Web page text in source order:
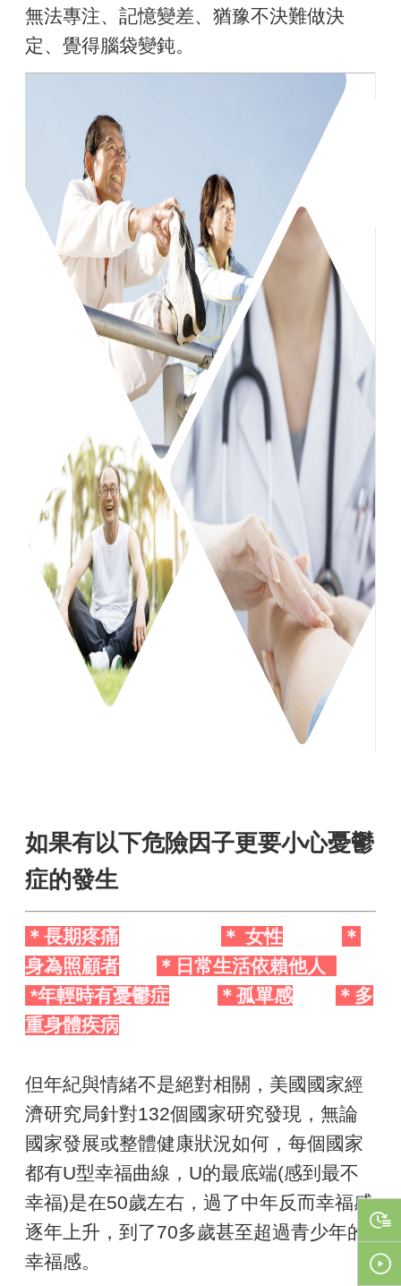
無法專注、記憶變差、猶豫不決難做決
定、覺得腦袋變鈍。
如果有以下危險因子更要小心憂鬱
症的發生
＊長期疼痛 ＊ 女性
＊
身為照顧者
＊日常生活依賴他人
*年輕時有憂鬱症
＊孤單感
＊多
重身體疾病
但年紀與情緒不是絕對相關，美國國家經
濟研究局針對132個國家研究發現，無論
國家發展或整體健康狀況如何，每個國家
都有U型幸福曲線，U的最底端(感到最不
幸福)是在50歲左右，過了中年反而幸福感
逐年上升，到了70多歲甚至超過青少年的
幸福感。